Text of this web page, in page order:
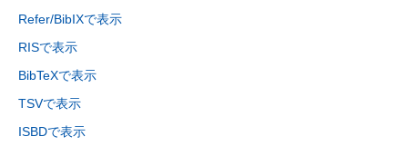
Refer/BibIXで表示
RISで表示
BibTeXで表示
TSVで表示
ISBDで表示